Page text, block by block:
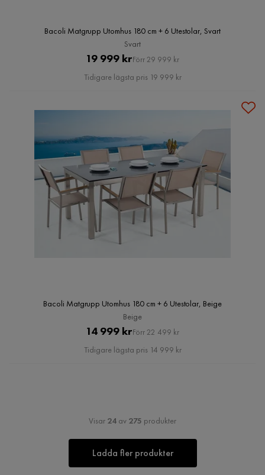
Bacoli Matgrupp Utomhus 180 cm + 6 Utestolar, Svart
Svart
Pris
19 999 krOriginal
Pris
Förr 29 999 kr
Tidigare lägsta pris 19 999 kr
Bacoli Matgrupp Utomhus 180 cm + 6 Utestolar, Beige
Beige
Pris
14 999 krOriginal
Pris
Förr 22 499 kr
Tidigare lägsta pris 14 999 kr
Visar 24 av 275 produkter
Ladda fler produkter